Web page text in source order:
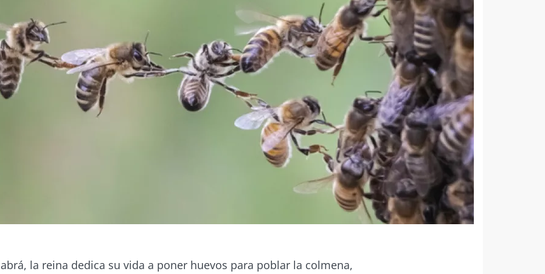
la reina dedica su vida a poner huevos para poblar la colmena,